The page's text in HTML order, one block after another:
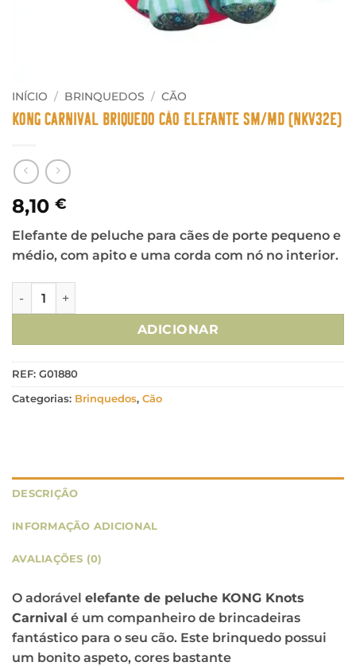
INÍCIO / BRINQUEDOS / CÃO
Kong Carnival Briquedo Cão Elefante SM/MD (NKV32E)
8,10 €
Elefante de peluche para cães de porte pequeno e
médio, com apito e uma corda com nó no interior.
Quantidade de Kong Carnival Briquedo Cão Elefante SM/
ADICIONAR
REF: G01880
Categorias: Brinquedos, Cão
DESCRIÇÃO
INFORMAÇÃO ADICIONAL
AVALIAÇÕES (0)
O adorável elefante de peluche KONG Knots
Carnival é um companheiro de brincadeiras
fantástico para o seu cão. Este brinquedo possui
um bonito aspeto, cores bastante